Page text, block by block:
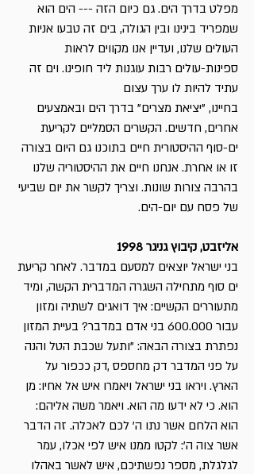
מפלט בדרך הים. גם כיום הזה --- הים הוא
שמפריד בינינו ובין הגולה, בים זה טבעו אניות
העולים שלנו, ועדיין אנו מקווים לראות
ספינות-עולים רבות עוגנות ליד חופינו. וים זה
עתיד להיות לו ערך עצום
בחיינו, "יציאת מצרים" בדרך הים ובאמצעים
אחרים, חדשים. הקשרים הסמליים לקריעת
ים-סוף ההיסטורית חיים בתוכנו גם היום בצורה
זו או אחרת. אנחנו חיים את ההיסטוריה שלנו
בהרבה צורות שונות. וצריך לקשר את יום שביעי
של פסח עם יום-הים.
אליזבט, קיבוץ גניגר 1998
בני ישראל יוצאים למסעם במדבר. לאחר קריעת
ים סוף מתחילה השגרה המדברית הקשה, ומיד
מתעוררים הקשיים: איך דואגים לשתיה ומזון
עבור 600.000 בני אדם במדבר? בעיית המזון
נפתרת בצורה הבאה: "ותעל שכבת הטל והנה
על פני המדבר דק מחספס ,דק ככפור על
הארץ. ויראו בני ישראל ויאמרו איש אל אחיו: מן
הוא. כי לא ידעו מה הוא. ויאמר משה אליהם:
הוא הלחם אשר נתו ה' לכם לאכלה. זה הדבר
אשר צוה ה': לקטו ממנו איש לפי אכלו, עמר
לגלגלת, מספר נפשתיכם, איש לאשר באהלו